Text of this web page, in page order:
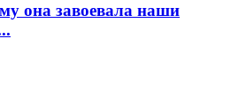
она завоевала наши